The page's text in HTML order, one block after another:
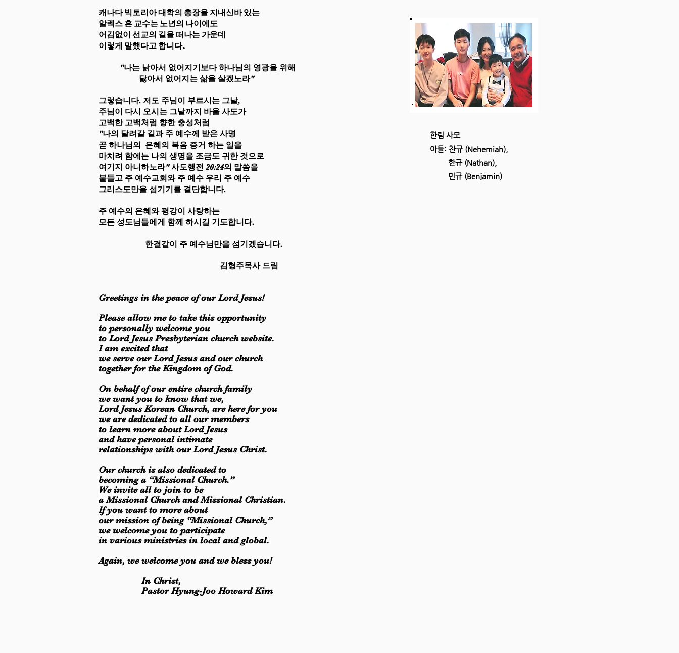
캐나다 빅토리아 대학의 총장을 지내신바 있는
알렉스 혼 교수는 노년의 나이에도
어김없이 선교의 길을 떠나는 가운데
이렇게 말했다고 합니다.
"나는 낡아서 없어지기보다 하나님의 영광을 위해
닳아서 없어지는 삶을 살겠노라"
그렇습니다. 저도 주님이 부르시는 그날,
주님이 다시 오시는 그날까지 바울 사도가
고백한 고백처럼 향한 충성처럼
"나의 달려갈 길과 주 예수께 받은 사명
곧 하나님의 은혜의 복음 증거 하는 일을
마치려 함에는 나의 생명을 조금도 귀한 것으로
여기지 아니하노라" 사도행전 20:24의 말씀을
붙들고 주 예수교회와 주 예수 우리 주 예수
그리스도만을 섬기기를 결단합니다.
주 예수의 은혜와 평강이 사랑하는
모든 성도님들에게 함께 하시길 기도합니다.
한결같이 주 예수님만을 섬기겠습니다.
김형주목사 드림
Greetings in the peace of our Lord Jesus!
Please allow me to take this opportunity
to personally welcome you
to Lord Jesus Presbyterian church website.
I am excited that
we serve our Lord Jesus and our church
together for the Kingdom of God.
On behalf of our entire church family
we want you to know that we,
Lord Jesus Korean Church, are here for you
we are dedicated to all our members
to learn more about Lord Jesus
and have personal intimate
relationships with our Lord Jesus Christ.
Our church is also dedicated to
becoming a “Missional Church.”
We invite all to join to be
a Missional Church and Missional Christian.
If you want to more about
our mission of being “Missional Church,”
we welcome you to participate
in various ministries in local and global.
Again, we welcome you and we bless you!
In Christ,
Pastor Hyung-Joo Howard Kim
한림 사모
​아들: 찬규 (Nehemiah),
한규 (Nathan),
민규 (Benjamin)